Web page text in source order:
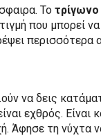
Το
που μπορεί
περισσότερα
να δεις
εχθρός. Είναι
Άφησε τη νύχτα